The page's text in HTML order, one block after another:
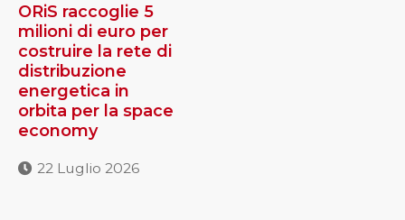
ORiS raccoglie 5
milioni di euro per
costruire la rete di
distribuzione
energetica in
orbita per la space
economy
22 Luglio 2026